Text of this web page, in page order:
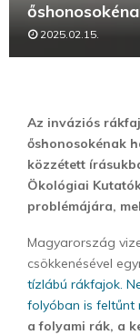
2025.02.15.
Az inváziós
őshonosokénak
közzétett
Ökológiai
problémájára,
Magyarország
csökkenésével
tízlábú rákfajok.
folyóban is feltűnt
a folyami rák, a